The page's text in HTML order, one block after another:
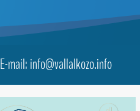
E-mail: info@vallalkozo.info